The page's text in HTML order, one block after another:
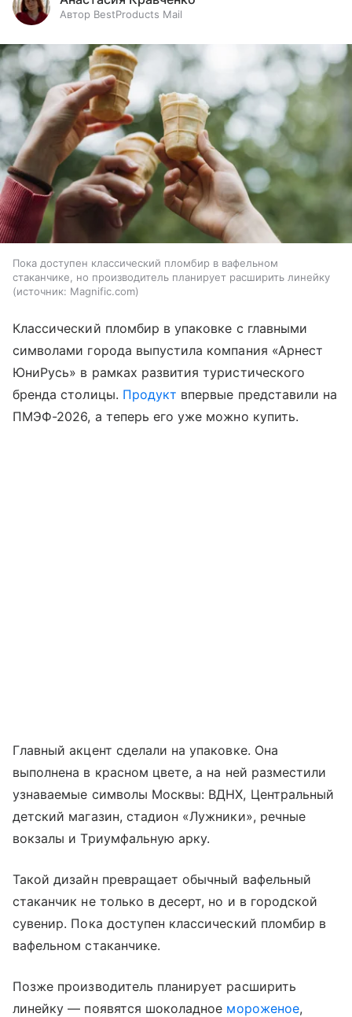
Автор BestProducts Mail
Пока доступен классический пломбир в вафельном
стаканчике, но производитель планирует расширить линейку
источник: Magnific.com
Классический пломбир в упаковке с главными
символами города выпустила компания «Арнест
ЮниРусь» в рамках развития туристического
бренда столицы. Продукт впервые представили на
ПМЭФ-2026, а теперь его уже можно купить.
Главный акцент сделали на упаковке. Она
выполнена в красном цвете, а на ней разместили
узнаваемые символы Москвы: ВДНХ, Центральный
детский магазин, стадион «Лужники», речные
вокзалы и Триумфальную арку.
Такой дизайн превращает обычный вафельный
стаканчик не только в десерт, но и в городской
сувенир. Пока доступен классический пломбир в
вафельном стаканчике.
Позже производитель планирует расширить
линейку — появятся шоколадное мороженое,